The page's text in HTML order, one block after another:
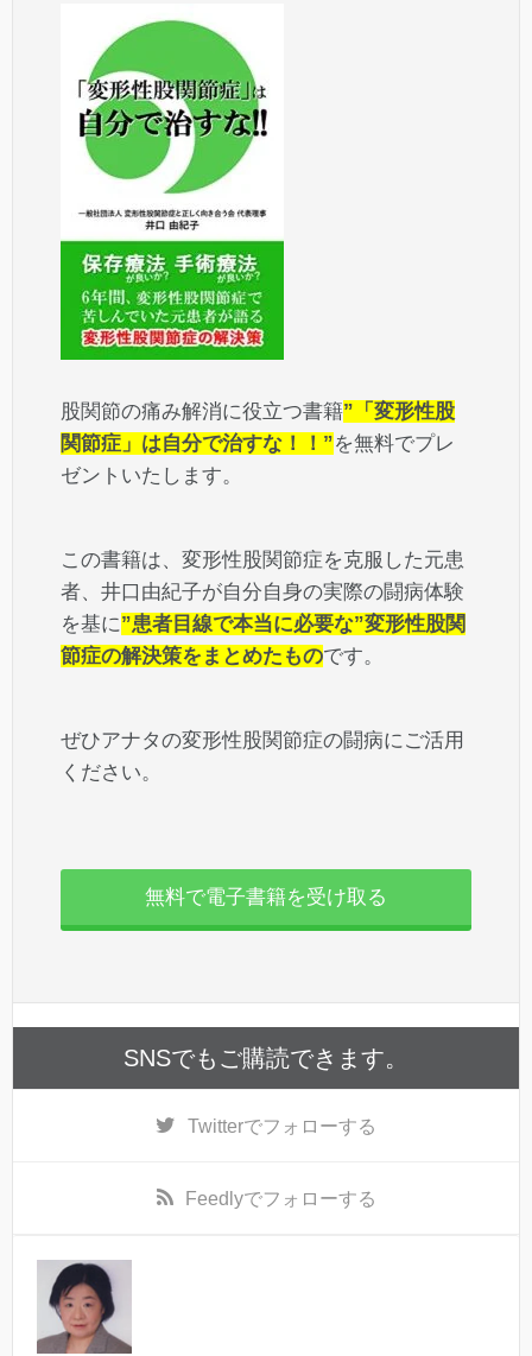
股関節の痛み解消に役立つ書籍”「変形性股
関節症」は自分で治すな！！”を無料でプレ
ゼントいたします。
この書籍は、変形性股関節症を克服した元患
者、井口由紀子が自分自身の実際の闘病体験
を基に”患者目線で本当に必要な”変形性股関
節症の解決策をまとめたものです。
ぜひアナタの変形性股関節症の闘病にご活用
ください。
無料で電子書籍を受け取る
SNSでもご購読できます。
Twitterでフォローする
Feedlyでフォローする